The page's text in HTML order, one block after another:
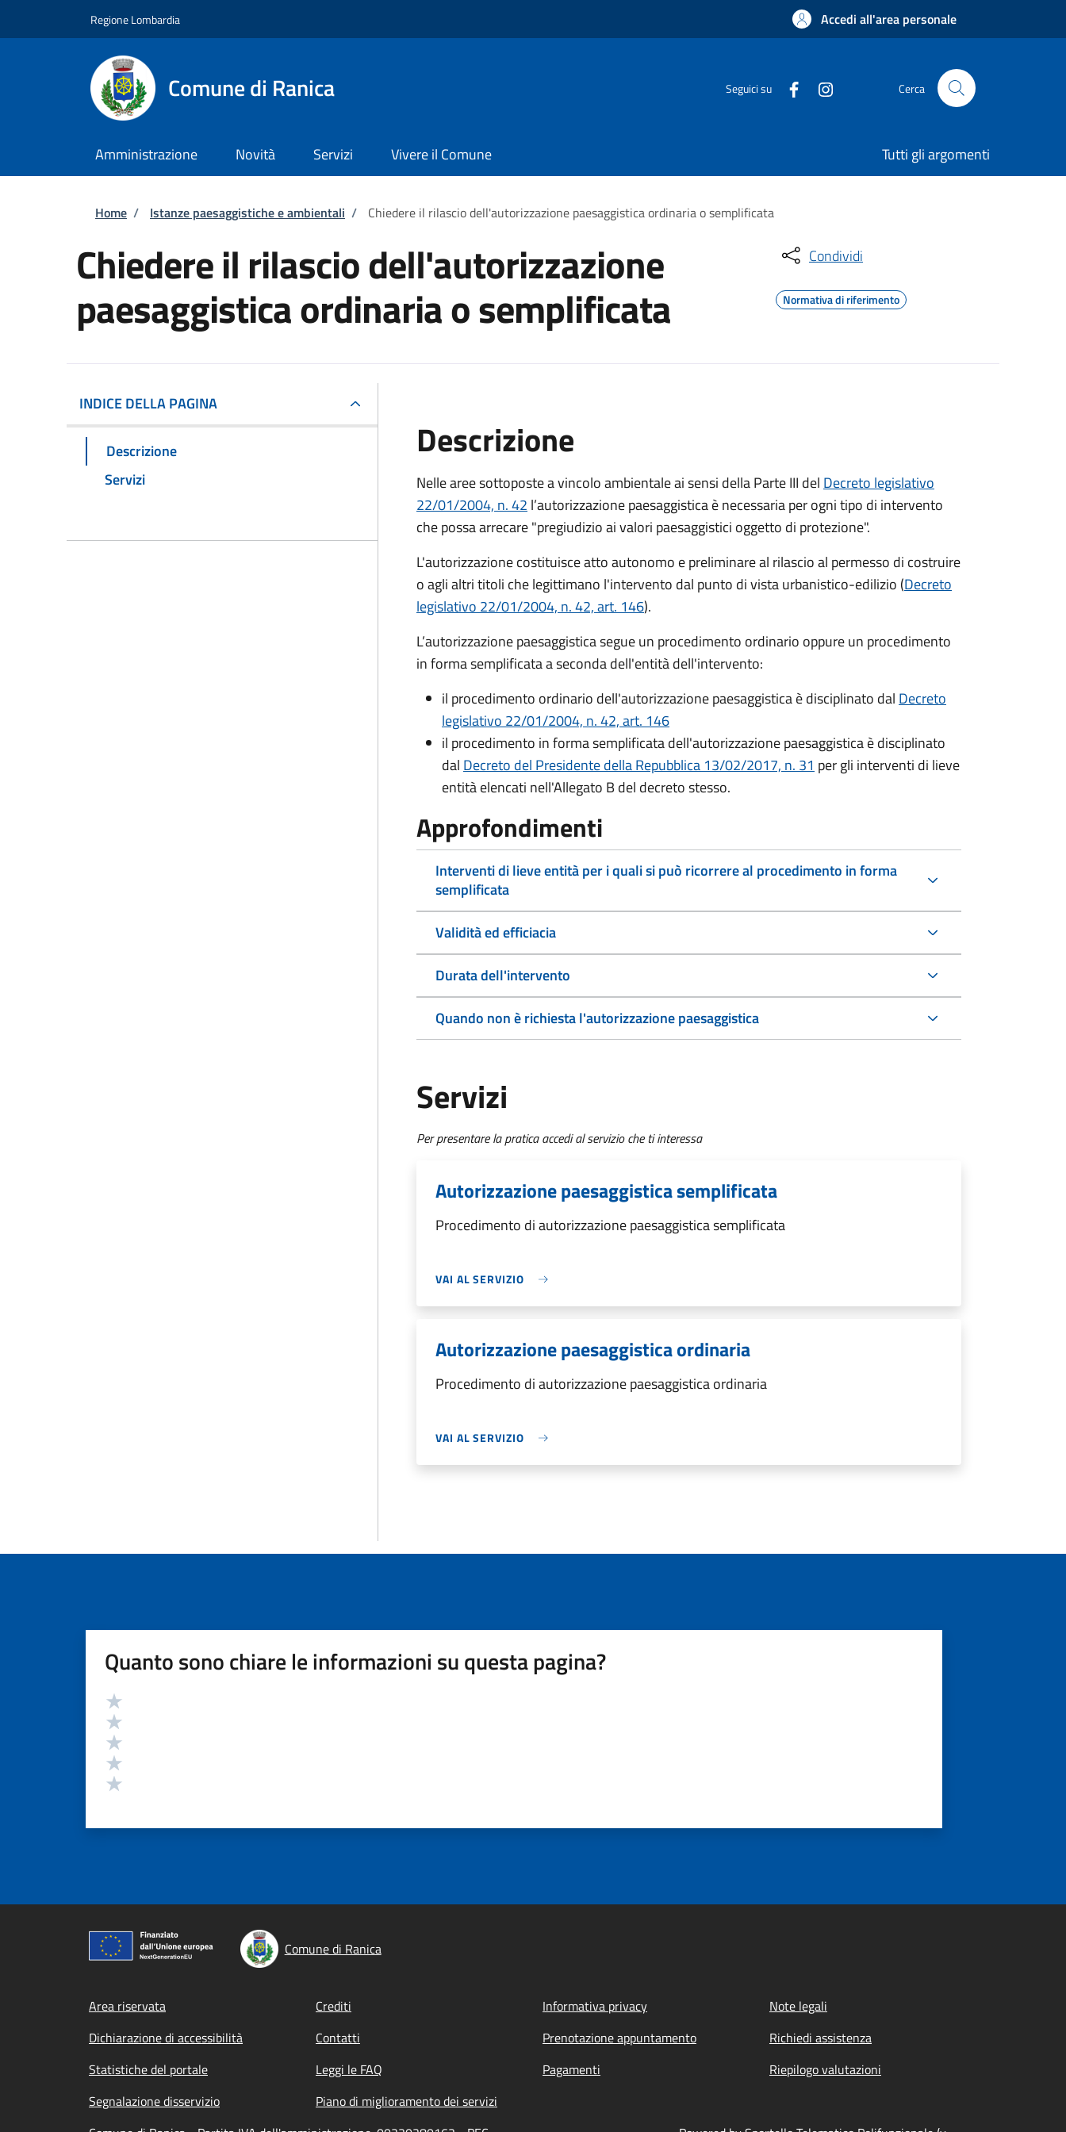
Regione Lombardia Accedi all'area personale
Comune di Ranica Seguici su Cerca
Amministrazione Novità Servizi Vivere il Comune Tutti gli argomenti
Briciole di pane
Home / Istanze paesaggistiche e ambientali / Chiedere il rilascio dell'autorizzazione paesaggistica ordinaria o semplificata
Chiedere il rilascio dell'autorizzazione
paesaggistica ordinaria o semplificata
Condividi
Normativa di riferimento
INDICE DELLA PAGINA
Descrizione
Servizi
Descrizione
Nelle aree sottoposte a vincolo ambientale ai sensi della Parte III del Decreto legislativo
22/01/2004, n. 42 l’autorizzazione paesaggistica è necessaria per ogni tipo di intervento
che possa arrecare "pregiudizio ai valori paesaggistici oggetto di protezione".
L'autorizzazione costituisce atto autonomo e preliminare al rilascio al permesso di costruire
o agli altri titoli che legittimano l'intervento dal punto di vista urbanistico-edilizio (Decreto
legislativo 22/01/2004, n. 42, art. 146).
L’autorizzazione paesaggistica segue un procedimento ordinario oppure un procedimento
in forma semplificata a seconda dell'entità dell'intervento:
il procedimento ordinario dell'autorizzazione paesaggistica è disciplinato dal Decreto
legislativo 22/01/2004, n. 42, art. 146
il procedimento in forma semplificata dell'autorizzazione paesaggistica è disciplinato
dal Decreto del Presidente della Repubblica 13/02/2017, n. 31 per gli interventi di lieve
entità elencati nell'Allegato B del decreto stesso.
Approfondimenti
Interventi di lieve entità per i quali si può ricorrere al procedimento in forma
semplificata
Validità ed efficiacia
Durata dell'intervento
Quando non è richiesta l'autorizzazione paesaggistica
Servizi
Per presentare la pratica accedi al servizio che ti interessa
Autorizzazione paesaggistica semplificata
Procedimento di autorizzazione paesaggistica semplificata
VAI AL SERVIZIO
Autorizzazione paesaggistica ordinaria
Procedimento di autorizzazione paesaggistica ordinaria
VAI AL SERVIZIO
Quanto sono chiare le informazioni su questa pagina?
Valutazione
Comune di Ranica
Footer menu
Area riservata Crediti Informativa privacy
Note legali
Dichiarazione di accessibilità
Contatti Prenotazione appuntamento
Richiedi assistenza
Statistiche del portale
Leggi le FAQ Pagamenti
Riepilogo valutazioni
Segnalazione disservizio
Piano di miglioramento dei servizi